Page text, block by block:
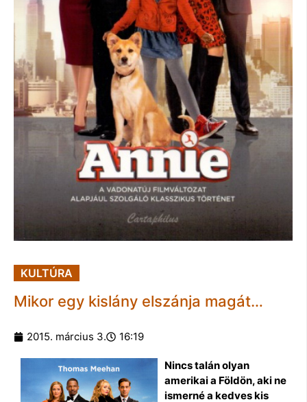
KULTÚRA
Mikor egy kislány elszánja magát…
2015. március 3. 16:19
Nincs talán olyan
amerikai a Földön, aki ne
ismerné a kedves kis